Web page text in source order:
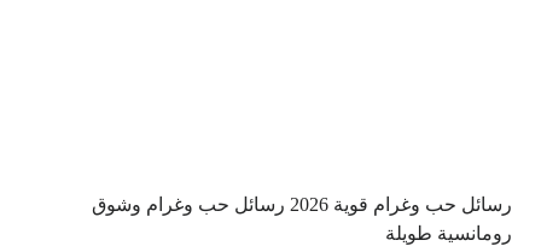
رسائل حب وغرام قوية 2026 رسائل حب وغرام وشوق
رومانسية طويلة